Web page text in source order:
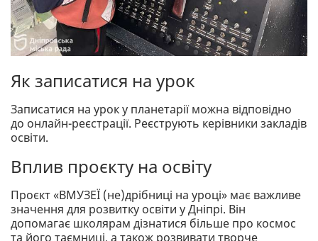
Як записатися на урок
Записатися на урок у планетарії можна відповідно
до онлайн-реєстрації. Реєструють керівники закладів
освіти.
Вплив проєкту на освіту
Проєкт «ВМУЗЕЇ (не)дрібниці на уроці» має важливе
значення для розвитку освіти у Дніпрі. Він
допомагає школярам дізнатися більше про космос
та його таємниці, а також розвивати творче